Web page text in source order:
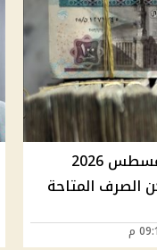
موعد صرف معاشات أغسطس 2026
الصرف المتاحة